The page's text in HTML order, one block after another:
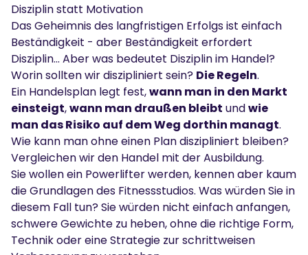
Disziplin statt Motivation
Das Geheimnis des langfristigen Erfolgs ist einfach
Beständigkeit - aber Beständigkeit erfordert
Disziplin... Aber was bedeutet Disziplin im Handel?
Worin sollten wir diszipliniert sein? Die Regeln.
Ein Handelsplan legt fest,wann man in den Markt
einsteigt,wann man draußen bleibt undwie
man das Risiko auf dem Weg dorthin managt.
Wie kann man ohne einen Plan diszipliniert bleiben?
Vergleichen wir den Handel mit der Ausbildung.
Sie wollen ein Powerlifter werden, kennen aber kaum
die Grundlagen des Fitnessstudios. Was würden Sie in
diesem Fall tun? Sie würden nicht einfach anfangen,
schwere Gewichte zu heben, ohne die richtige Form,
Technik oder eine Strategie zur schrittweisen